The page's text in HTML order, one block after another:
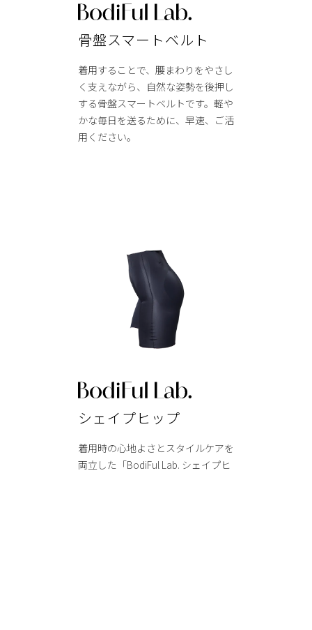
骨盤スマートベルト
着用することで、腰まわりをやさし
く支えながら、自然な姿勢を後押し
する骨盤スマートベルトです。軽や
かな毎日を送るために、早速、ご活
用ください。
シェイプヒップ
着用時の心地よさとスタイルケアを
両立した「BodiFul Lab. シェイプヒ